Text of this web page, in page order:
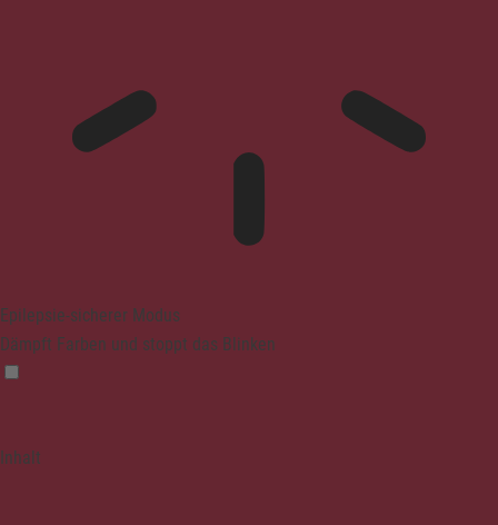
Epilepsie-sicherer Modus
Dämpft Farben und stoppt das Blinken
Inhalt